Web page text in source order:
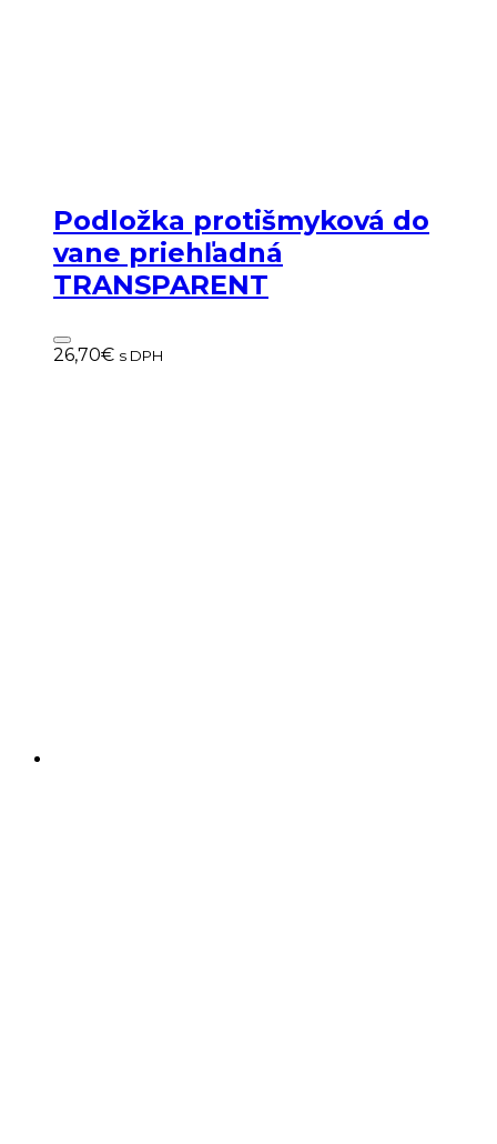
Podložka protišmyková do
vane priehľadná
TRANSPARENT
26,70€ s DPH